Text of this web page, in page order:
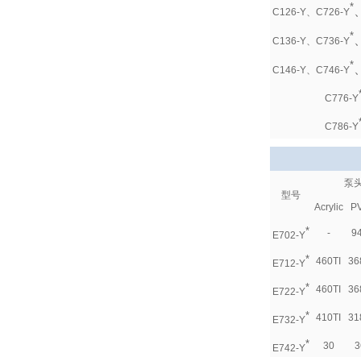
C126-Y、C726-Y*
C136-Y、 C736-Y*
C146-Y、 C746-Y*
C776-Y
C786-Y
型号
泵
Acrylic
E702-Y* -
E712-Y* 460TI
E722-Y* 460TI
E732-Y* 410TI
E742-Y* 30